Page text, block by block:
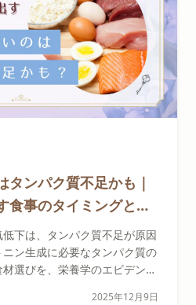
タンパク質不足かも｜
食事のタイミングと選
下は、タンパク質不足が原因
ン生成に必要なタンパク質の
選びを、栄養学のエビデンス
2025年12月9日